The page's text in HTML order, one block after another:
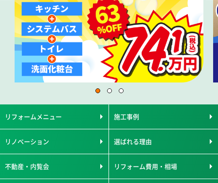
リフォームメニュー 施工事例
リノベーション 選ばれる理由
不動産・内覧会 リフォーム費用・相場